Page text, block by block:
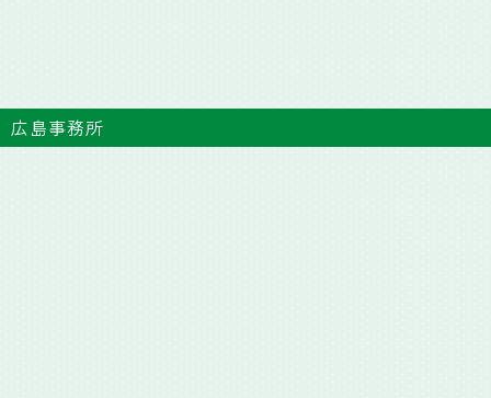
広島事務所